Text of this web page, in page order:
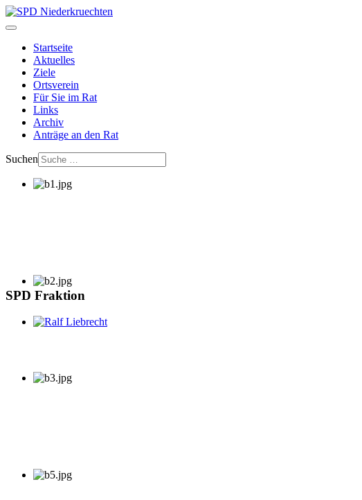
Startseite
Aktuelles
Ziele
Ortsverein
Für Sie im Rat
Links
Archiv
Anträge an den Rat
Suchen
SPD Fraktion